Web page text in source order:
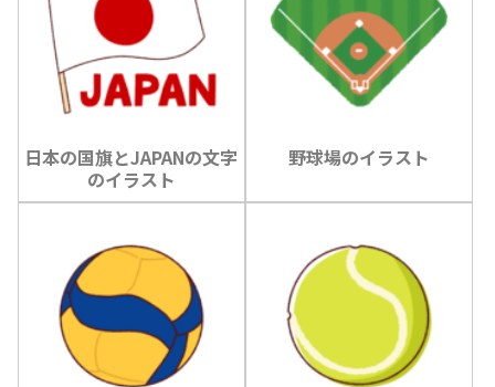
日本の国旗とJAPANの文字
のイラスト
野球場のイラスト